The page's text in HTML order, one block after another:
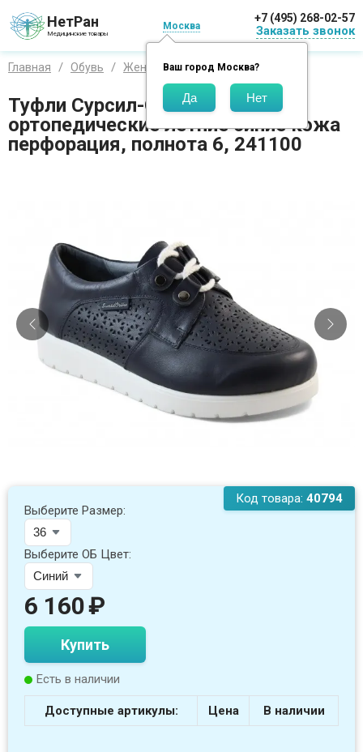
НетРан
Медицинские товары
Москва
Ваш город Москва?
+7 (495) 268-02-57
Заказать звонок
Главная Обувь Женская
Туфли Сурсил-Орто женские
ортопедические летние синие кожа
перфорация, полнота 6, 241100
Код товара: 40794
Выберите Размер:
Выберите ОБ Цвет:
6 160₽
Купить
Есть в наличии
Доступные артикулы: Цена В наличии